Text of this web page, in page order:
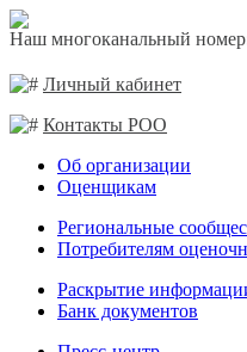
Наш многоканальный
Личный кабинет
Контакты РОО
Об организации
Оценщикам
Региональные
Потребителям
Раскрытие
Банк документов